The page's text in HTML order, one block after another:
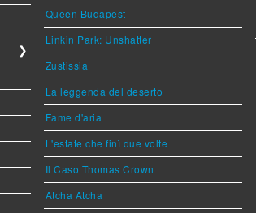
❯
Queen Budapest
Linkin Park: Unshatter
Zustissia
La leggenda del deserto
Fame d'aria
L'estate che finì due volte
Il Caso Thomas Crown
Atcha Atcha